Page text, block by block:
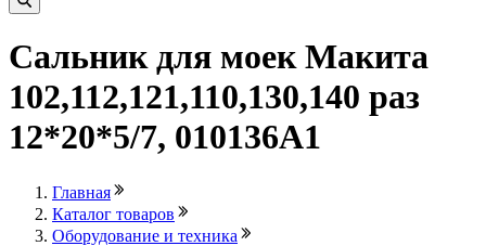
Сальник для моек Макита
102,112,121,110,130,140 раз
12*20*5/7, 010136A1
Главная
Каталог товаров
Оборудование и техника